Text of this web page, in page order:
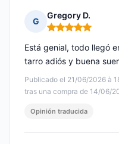
G
Gregory D.
Nota: 5 de 5
Publicado el 21/06/2026 à
tras una compra de 14/06/
Está genial, todo llegó
tarro adiós y buena
Opinión traducida